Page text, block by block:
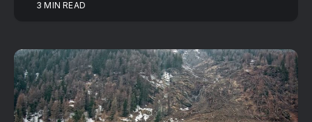
3 MIN READ